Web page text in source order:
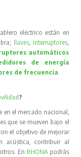
eléctrico están en
llaves, interruptores,
automáticos
de energía
de frecuencia
?
en el mercado nacional,
que se mueven bajo el
el objetivo de mejorar
acústica, contribuir al
En RHONA podrás